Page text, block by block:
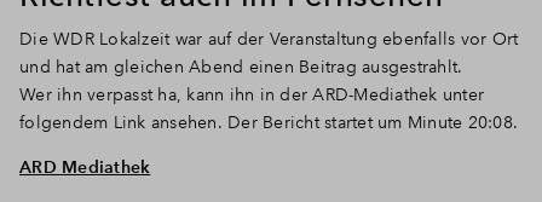
Die WDR Lokalzeit war auf der Veranstaltung ebenfalls vor Ort
und hat am gleichen Abend einen Beitrag ausgestrahlt.
Wer ihn verpasst ha, kann ihn in der ARD-Mediathek unter
folgendem Link ansehen. Der Bericht startet um Minute 20:08.
ARD Mediathek